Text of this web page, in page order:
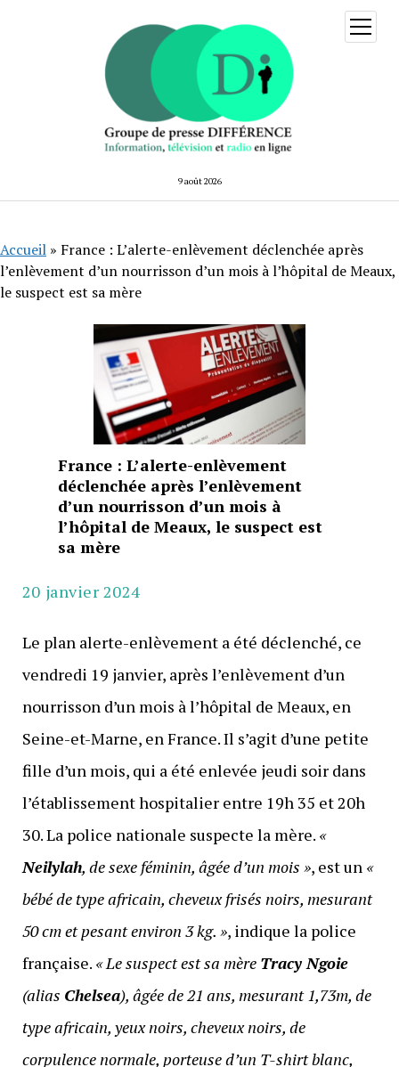
9 août 2026
ouvrir
menu
Accueil » France : L’alerte-enlèvement déclenchée après
l’enlèvement d’un nourrisson d’un mois à l’hôpital de Meaux,
le suspect est sa mère
France : L’alerte-enlèvement
déclenchée après l’enlèvement
d’un nourrisson d’un mois à
l’hôpital de Meaux, le suspect est
sa mère
20 janvier 2024
Le plan alerte-enlèvement a été déclenché, ce
vendredi 19 janvier, après l’enlèvement d’un
nourrisson d’un mois à l’hôpital de Meaux, en
Seine-et-Marne, en France. Il s’agit d’une petite
fille d’un mois, qui a été enlevée jeudi soir dans
l’établissement hospitalier entre 19h 35 et 20h
30. La police nationale suspecte la mère. «
Neilylah, de sexe féminin, âgée d’un mois », est un «
bébé de type africain, cheveux frisés noirs, mesurant
50 cm et pesant environ 3 kg. », indique la police
française. « Le suspect est sa mère Tracy Ngoie
(alias Chelsea), âgée de 21 ans, mesurant 1,73m, de
type africain, yeux noirs, cheveux noirs, de
corpulence normale, porteuse d’un T-shirt blanc,